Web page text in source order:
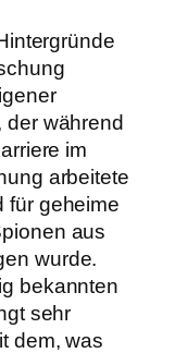
während
im
arbeitete
für geheime
aus
wurde.
bekannten
sehr
dem, was